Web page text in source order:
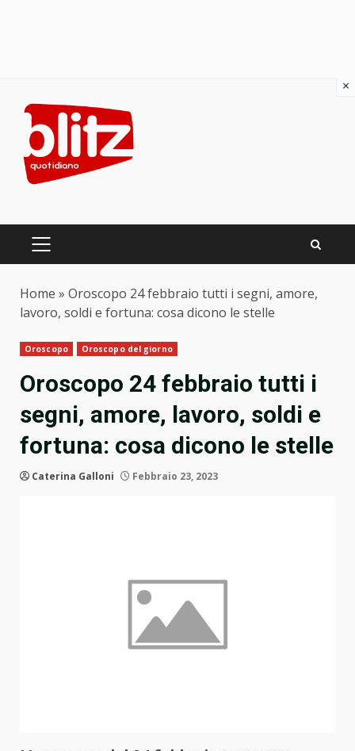
content
PRIMARY
Home » Oroscopo 24 febbraio tutti i segni, amore,
lavoro, soldi e fortuna: cosa dicono le stelle
Oroscopo Oroscopo del giorno
Oroscopo 24 febbraio tutti i
segni, amore, lavoro, soldi e
fortuna: cosa dicono le stelle
Caterina Galloni Febbraio 23, 2023
×